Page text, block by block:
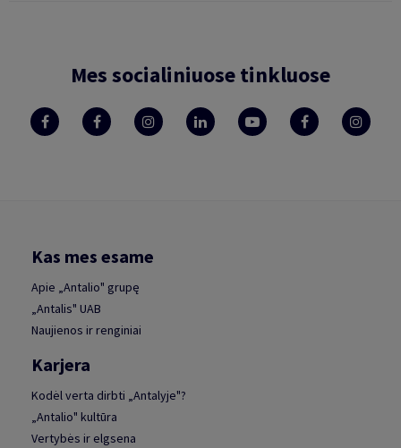
Mes socialiniuose tinkluose
Kas mes esame
Apie „Antalio" grupę
„Antalis" UAB
Naujienos ir renginiai
Karjera
Kodėl verta dirbti „Antalyje"?
„Antalio" kultūra
Vertybės ir elgsena